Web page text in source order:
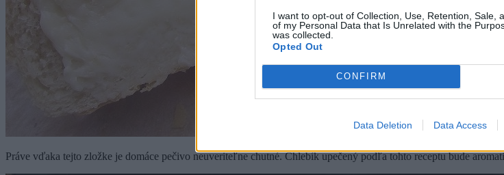
I want to opt-out of Collection, Use, Retention, Sale,
of my Personal Data that Is Unrelated with the
was collected.
Opted Out
CONFIRM
Data Deletion Data Access
Práve vďaka tejto zložke je domáce pečivo neuveriteľne chutné. Chlebík upečený podľa tohto receptu bude